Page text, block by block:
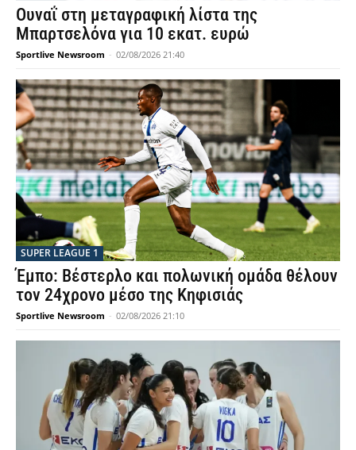
Ουναΐ στη μεταγραφική λίστα της
Μπαρτσελόνα για 10 εκατ. ευρώ
Sportlive Newsroom - 02/08/2026 21:40
SUPER LEAGUE 1
Έμπο: Βέστερλο και πολωνική ομάδα θέλουν
τον 24χρονο μέσο της Κηφισιάς
Sportlive Newsroom - 02/08/2026 21:10